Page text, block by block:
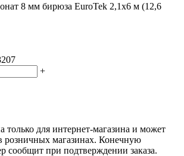
8 мм бирюза EuroTek 2,1х6 м (12,6
+
только для интернет-магазина и может
розничных магазинах. Конечную
сообщит при подтверждении заказа.